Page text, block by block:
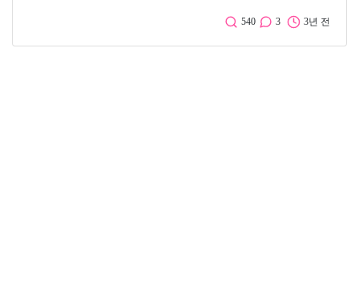
540 3 3년 전